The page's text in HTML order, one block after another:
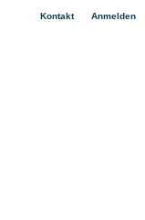
Kontakt| Anmelden